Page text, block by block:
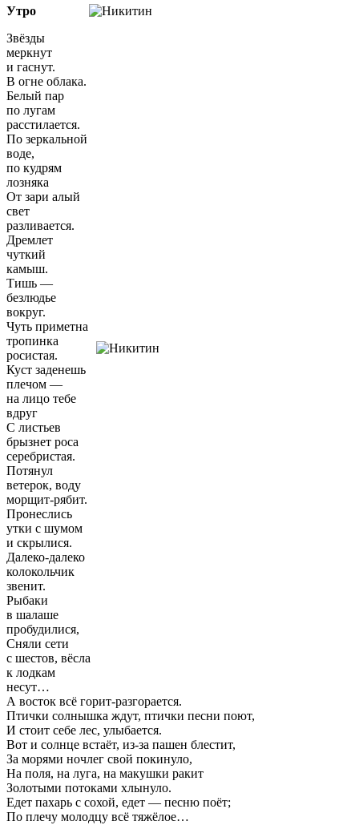
Утро
Звёзды
меркнут
и гаснут.
В огне облака.
Белый пар
по лугам
расстилается.
По зеркальной
воде,
по кудрям
лозняка
От зари алый
свет
разливается.
Дремлет
чуткий
камыш.
Тишь —
безлюдье
вокруг.
Чуть приметна
тропинка
росистая.
Куст заденешь
плечом —
на лицо тебе
вдруг
С листьев
брызнет роса
серебристая.
Потянул
ветерок, воду
морщит-рябит.
Пронеслись
утки с шумом
и скрылися.
Далеко-далеко
колокольчик
звенит.
Рыбаки
в шалаше
пробудилися,
Сняли сети
с шестов, вёсла
к лодкам
несут…
А восток всё горит-разгорается.
Птички солнышка ждут, птички песни поют,
И стоит себе лес, улыбается.
Вот и солнце встаёт, из-за пашен блестит,
За морями ночлег свой покинуло,
На поля, на луга, на макушки ракит
Золотыми потоками хлынуло.
Едет пахарь с сохой, едет — песню поёт;
По плечу молодцу всё тяжёлое…